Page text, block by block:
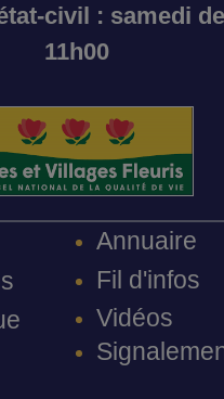
civil : samedi
11h00
Annuaire
Fil d'infos
Vidéos